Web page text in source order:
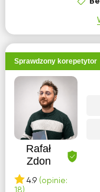
Sprawdzony korepetytor
Rafał
Zdon
4.9 (opinie:
18)